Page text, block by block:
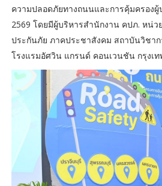
ความปลอดภัยทางถนนและการคุ้มครองผู้
2569 โดยมีผู้บริหารสำนักงาน คปภ. หน่ว
ประกันภัย ภาคประชาสังคม สถาบันวิชา
โรงแรมอัศวิน แกรนด์ คอนเวนชัน กรุงเ